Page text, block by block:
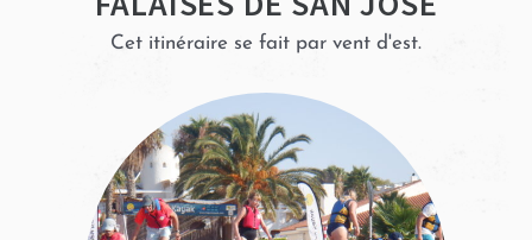
Cet itinéraire se fait par vent d'est.